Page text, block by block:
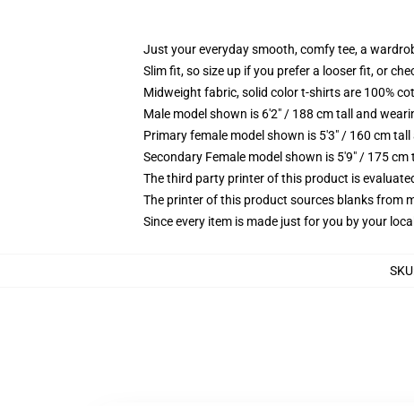
Just your everyday smooth, comfy tee, a
Slim fit, so size up if you prefer a looser fit, or
Midweight fabric, solid color t-shirts are 100%
Male model shown is 6'2" / 188 cm tall and
Primary female model shown is 5'3" / 160 cm tall
Secondary Female model shown is 5'9" / 175
The third party printer of this product is
The printer of this product sources blanks
Since every item is made just for you by your
SKU